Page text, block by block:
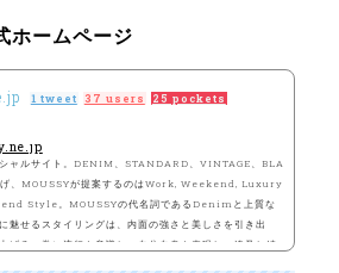
ームページ
1 tweet 37 users 25 pockets
ャルサイト。DENIM、STANDARD、VINTAGE、BLA
げ、MOUSSYが提案するのはWork, Weekend, Luxury
Style。MOUSSYの代名詞であるDenimと上質な
魅せるスタイリングは、内面の強さと美しさを引き出
げる。常に流行を意識し、自分自身を表現し、追及し続